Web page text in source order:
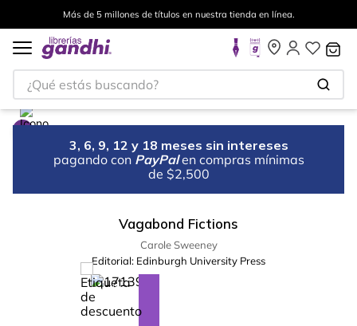
Más de 5 millones de títulos en nuestra tienda en línea.
¿Qué estás buscando?
3, 6, 9, 12 y 18 meses sin intereses
pagando con PayPal en compras mínimas
de $2,500
Vagabond Fictions
Carole Sweeney
Editorial: Edinburgh University Press
-10%